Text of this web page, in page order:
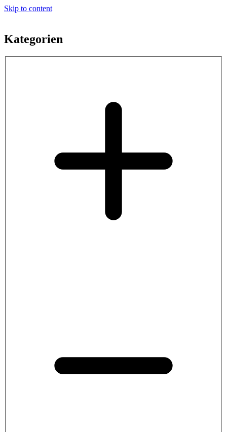
Skip to content
Kategorien